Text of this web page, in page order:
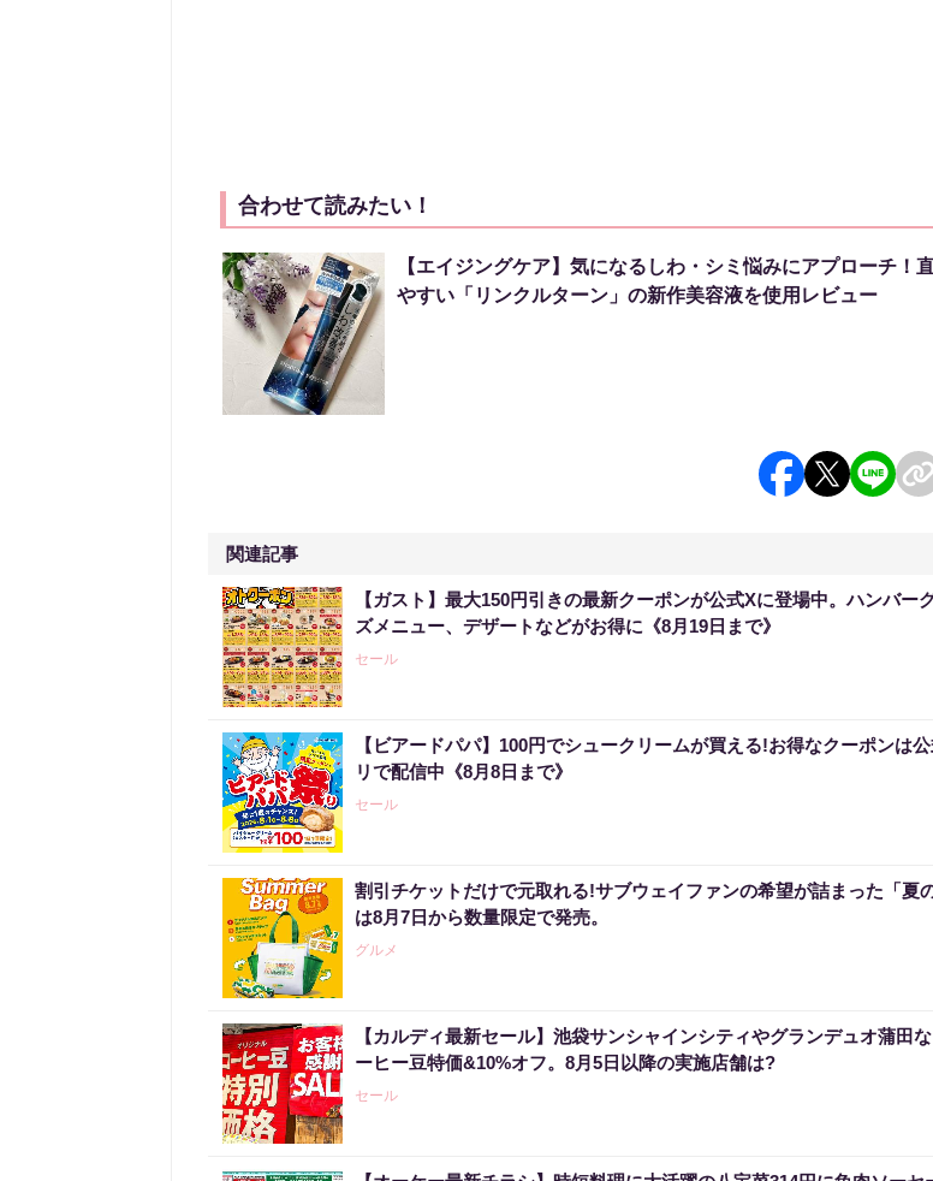
合わせて読みたい！
【エイジングケア】気になるしわ・シミ悩みにアプローチ！
やすい「リンクルターン」の新作美容液を使用レビュー
関連記事
【ガスト】最大150円引きの最新クーポンが公式Xに登場中。ハンバー
ズメニュー、デザートなどがお得に《8月19日まで》
セール
【ビアードパパ】100円でシュークリームが買える!お得なクーポンは
リで配信中《8月8日まで》
セール
割引チケットだけで元取れる!サブウェイファンの希望が詰まった「夏
は8月7日から数量限定で発売。
グルメ
【カルディ最新セール】池袋サンシャインシティやグランデュオ蒲田
ーヒー豆特価&10%オフ。8月5日以降の実施店舗は?
セール